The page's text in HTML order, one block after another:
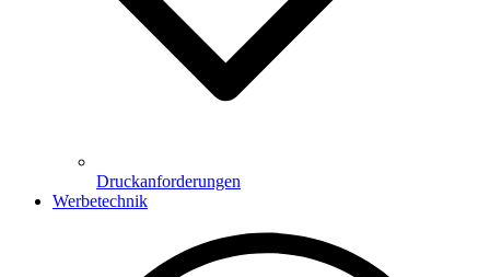
Druckanforderungen
Werbetechnik